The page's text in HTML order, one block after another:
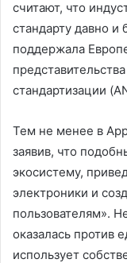
считают, что
стандарту давно
поддержала
стандартизации
Тем не менее в
заявив, что
экосистему,
электроники и
пользователям».
оказалась против
использует